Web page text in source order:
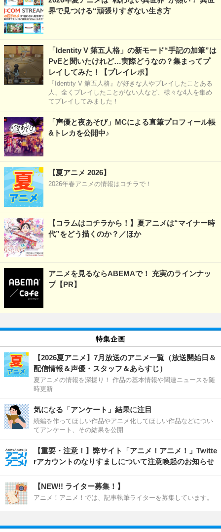
界で見つける“頑張りすぎない生き方
「Identity V 第五人格」の新モード“手記の加筆”は
PvEと聞いたけれど…実際どうなの？集まってプ
レイしてみた！【プレイレポ】
『Identity V 第五人格』が好きな人やプレイしたことある
人、全くプレイしたことがない人など、様々な4人を集め
てプレイしてみました！
「声優と夜あそび」MCによる直筆プロフィール帳
&トレカを公開中♪
【夏アニメ 2026】
2026年春アニメの情報はコチラで！
【コラムはコチラから！】夏アニメは“マイナー時
代”をどう描くのか？／ほか
アニメを見るならABEMAで！ 充実のラインナッ
プ【PR】
特集企画
【2026夏アニメ】7月放送のアニメ一覧（放送開始日＆
配信情報＆声優・スタッフ＆あらすじ）
夏アニメの情報を深掘り！ 作品の基本情報や関連ニュースを随
時更新
気になる「アンケート」結果に注目
続編を作ってほしい作品やアニメ化してほしい作品などについ
てアンケート、その結果を公開
【重要・注意！】弊サイト「アニメ！アニメ！」Twitte
rアカウントのなりすましについて注意喚起のお知らせ
【NEW!! ライター募集！】
アニメ！アニメ！では、記事執筆ライターを募集しています。